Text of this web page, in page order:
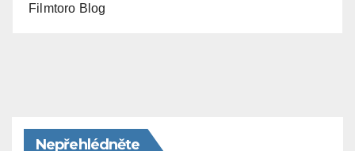
Filmtoro Blog
Nepřehlédněte